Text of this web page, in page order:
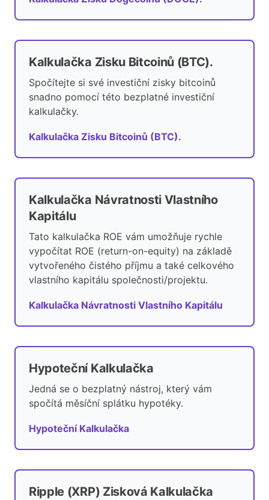
Kalkulačka Zisku Bitcoinů (BTC).
Spočítejte si své investiční zisky bitcoinů
snadno pomocí této bezplatné investiční
kalkulačky.
Kalkulačka Zisku Bitcoinů (BTC).
Kalkulačka Návratnosti Vlastního
Kapitálu
Tato kalkulačka ROE vám umožňuje rychle
vypočítat ROE (return-on-equity) na základě
vytvořeného čistého příjmu a také celkového
vlastního kapitálu společnosti/projektu.
Kalkulačka Návratnosti Vlastního Kapitálu
Hypoteční Kalkulačka
Jedná se o bezplatný nástroj, který vám
spočítá měsíční splátku hypotéky.
Hypoteční Kalkulačka
Ripple (XRP) Zisková Kalkulačka